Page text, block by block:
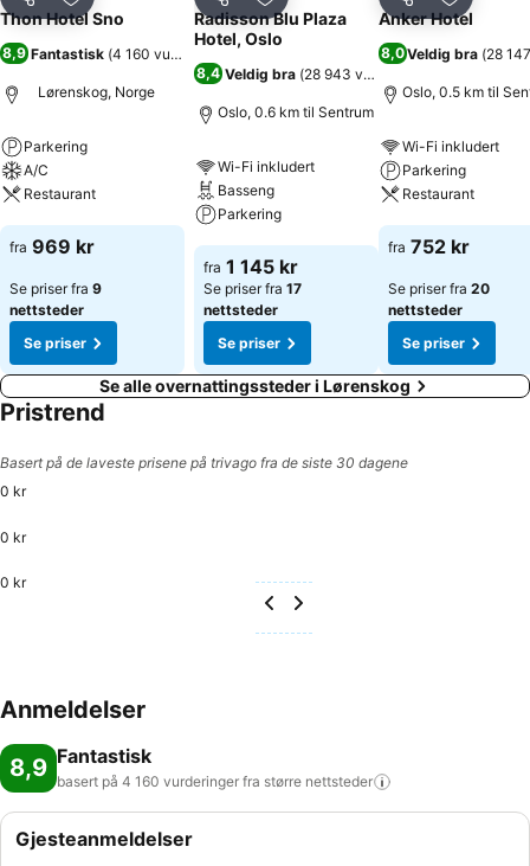
Del Legg til i favoritter
Thon Hotel Sno
8,9 Fantastisk (4 160 vurderinger
Lørenskog, Norge
Parkering
A/C
Restaurant
Se priser
fra 969 kr
Se priser fra 9
nettsteder
Se priser
Del Legg til i favoritter
Radisson Blu Plaza
Hotel, Oslo
8,4 Veldig bra (28 943 vurderinger
Oslo, 0.6 km til Sentrum
Wi-Fi inkludert
Basseng
Parkering
Se priser
fra 1 145 kr
Se priser fra 17
nettsteder
Se priser
Del Legg til
Anker Hotel
8,0Veldig bra (28
Oslo, 0.5 km til
Wi-Fi inkludert
Parkering
Restaurant
Se priser
fra 752 kr
Se priser fra 20
nettsteder
Se priser
Se alle overnattingssteder i Lørenskog
Pristrend
Basert på de laveste prisene på trivago fra de siste 30 dagene
0 kr
0 kr
0 kr
Anmeldelser
8,9 Fantastisk
basert på 4 160 vurderinger fra større nettsteder
Gjesteanmeldelser